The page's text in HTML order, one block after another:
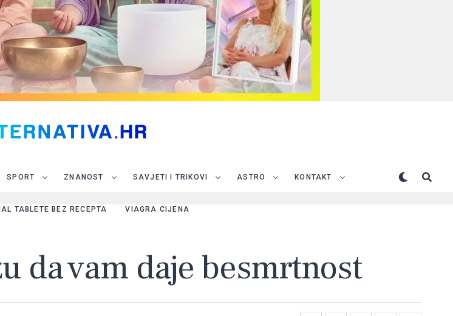
SPORT ZNANOST SAVJETI I TRIKOVI ASTRO KONTAKT
TABLETE BEZ RECEPTA VIAGRA CIJENA
da vam daje besmrtnost